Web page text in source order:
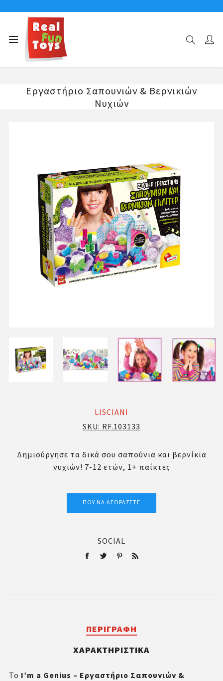
Αρχική σελίδα
Εργαστήριο Σαπουνιών & Βερνικιών Νυχιών
Εργαστήριο Σαπουνιών & Βερνικιών
Νυχιών
LISCIANI
SKU: RF.103133
Δημιούργησε τα δικά σου σαπούνια και βερνίκια
νυχιών! 7-12 ετών, 1+ παίκτες
ΠΟΎ ΝΑ ΑΓΟΡΆΣΕΤΕ
SOCIAL
ΠΕΡΙΓΡΑΦΉ
ΧΑΡΑΚΤΗΡΙΣΤΙΚΆ
Το I’m a Genius – Εργαστήριο Σαπουνιών &